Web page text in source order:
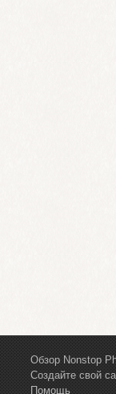
Обзор Nonstop
Создайте свой
Помощь